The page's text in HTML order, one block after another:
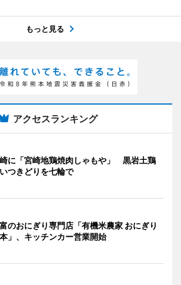
もっと見る
アクセスランキング
に「宮崎地鶏焼肉しゃもや」 黒岩土鶏
つきどりを七輪で
のおにぎり専門店「有機米農家 おにぎり
」、キッチンカー営業開始